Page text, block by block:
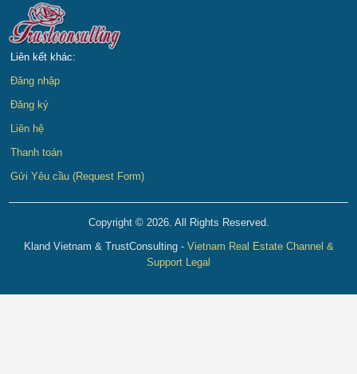
Liên kết khác:
Đăng nhập
Đăng ký
Liên hệ
Thanh toán
Gửi Yêu cầu (Request Form)
Copyright © 2026. All Rights Reserved.
Kland Vietnam & TrustConsulting - Vietnam Real Estate Channel &
Support Legal